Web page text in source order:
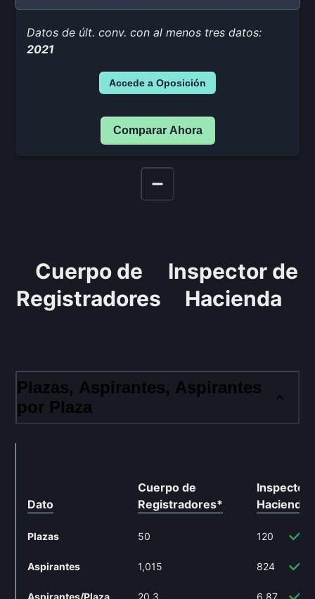
Datos de últ. conv. con al menos tres datos:
2021
Accede a Oposición
Comparar Ahora
Cuerpo de
Registradores
Inspector de
Hacienda
Plazas, Aspirantes, Aspirantes
por Plaza
Dato
Cuerpo de
Registradores*
Plazas 50
Aspirantes 1,015
Aspirantes/Plaza 20.3
Inspector
Hacienda
120
824
6.87